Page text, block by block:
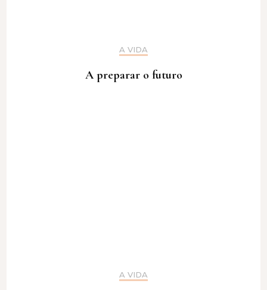
A VIDA
A preparar o futuro
A VIDA